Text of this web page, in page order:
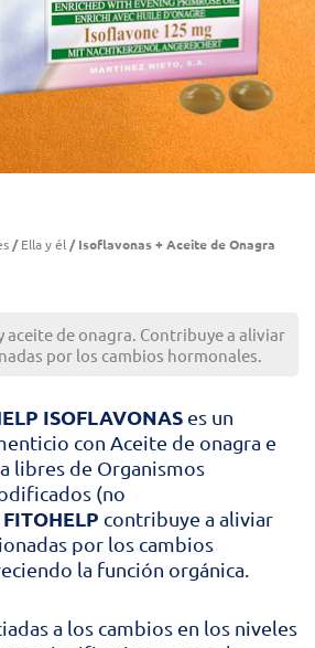
/Ella y él / Isoflavonas + Aceite de Onagra
aceite de onagra. Contribuye a aliviar
por los cambios hormonales.
ISOFLAVONAS es un
con Aceite de onagra e
libres de Organismos
(no
FITOHELP contribuye a aliviar
por los cambios
la función orgánica.
a los cambios en los niveles